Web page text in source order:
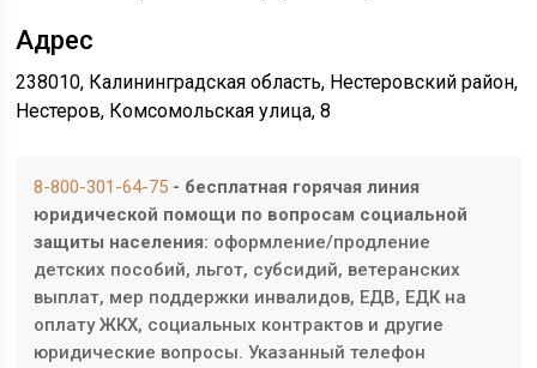
Адрес
238010, Калининградская область, Нестеровский район,
Нестеров, Комсомольская улица, 8
8-800-301-64-75 - бесплатная горячая линия
юридической помощи по вопросам социальной
защиты населения: оформление/продление
детских пособий, льгот, субсидий, ветеранских
выплат, мер поддержки инвалидов, ЕДВ, ЕДК на
оплату ЖКХ, социальных контрактов и другие
юридические вопросы. Указанный телефон